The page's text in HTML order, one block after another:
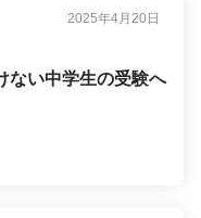
2025年4月20日
ない中学生の受験へ